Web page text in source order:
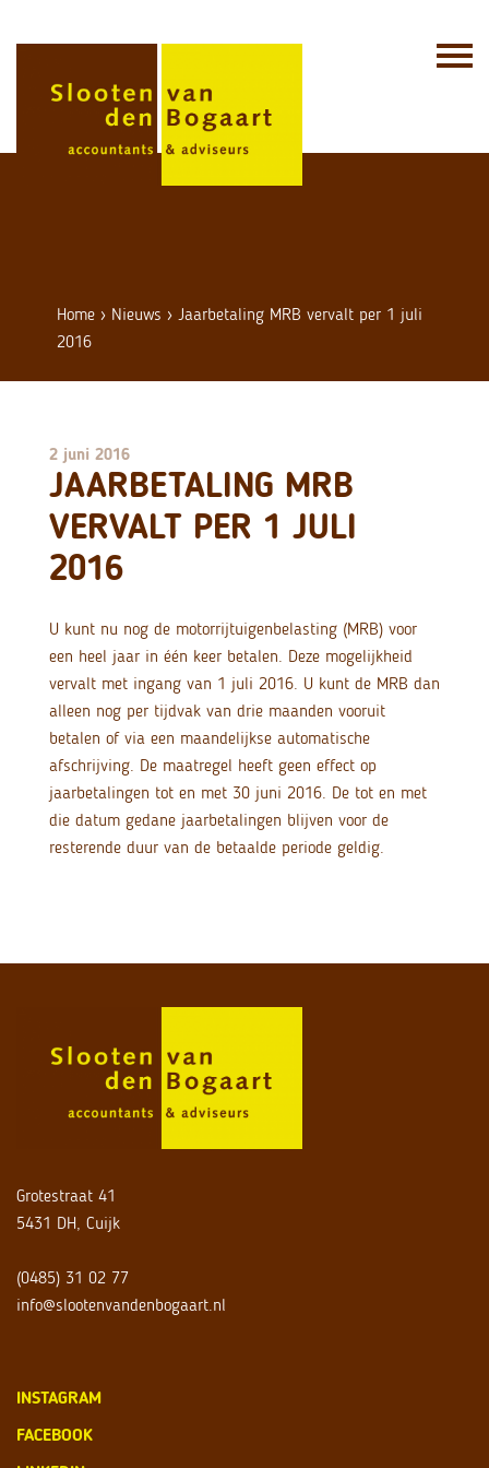
Home › Nieuws ›Jaarbetaling MRB vervalt per 1 juli
2016
2 juni 2016
JAARBETALING MRB
VERVALT PER 1 JULI
2016
U kunt nu nog de motorrijtuigenbelasting (MRB) voor
een heel jaar in één keer betalen. Deze mogelijkheid
vervalt met ingang van 1 juli 2016. U kunt de MRB dan
alleen nog per tijdvak van drie maanden vooruit
betalen of via een maandelijkse automatische
afschrijving. De maatregel heeft geen effect op
jaarbetalingen tot en met 30 juni 2016. De tot en met
die datum gedane jaarbetalingen blijven voor de
resterende duur van de betaalde periode geldig.
Grotestraat 41
5431 DH, Cuijk
(0485) 31 02 77
info@slootenvandenbogaart.nl
INSTAGRAM
FACEBOOK